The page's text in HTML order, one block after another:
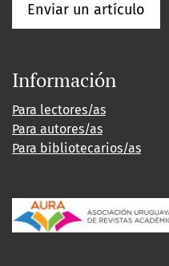
Enviar un artículo
Información
Para lectores/as
Para autores/as
Para bibliotecarios/as